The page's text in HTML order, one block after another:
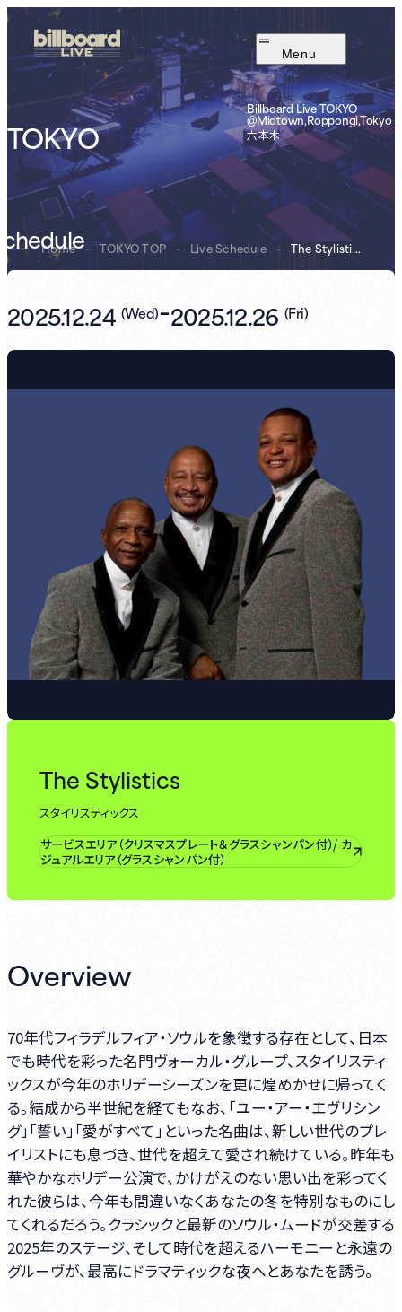
Menu
TOKYO
Billboard Live TOKYO
@Midtown,Roppongi,Tokyo
六本木
Home - TOKYO TOP - Live Schedule - The Stylistics
2025.12.24 (Wed)-2025.12.26 (Fri)
The Stylistics
スタイリスティックス
サービスエリア（クリスマスプレート＆グラスシャンパン付）/ カ
ジュアルエリア（グラスシャンパン付）
Overview
70年代フィラデルフィア・ソウルを象徴する存在として、日本
でも時代を彩った名門ヴォーカル・グループ、スタイリスティ
ックスが今年のホリデーシーズンを更に煌めかせに帰ってく
る。結成から半世紀を経てもなお、「ユー・アー・エヴリシン
グ」「誓い」「愛がすべて」といった名曲は、新しい世代のプレ
イリストにも息づき、世代を超えて愛され続けている。昨年も
華やかなホリデー公演で、かけがえのない思い出を彩ってく
れた彼らは、今年も間違いなくあなたの冬を特別なものにし
てくれるだろう。クラシックと最新のソウル・ムードが交差する
2025年のステージ、そして時代を超えるハーモニーと永遠の
グルーヴが、最高にドラマティックな夜へとあなたを誘う。